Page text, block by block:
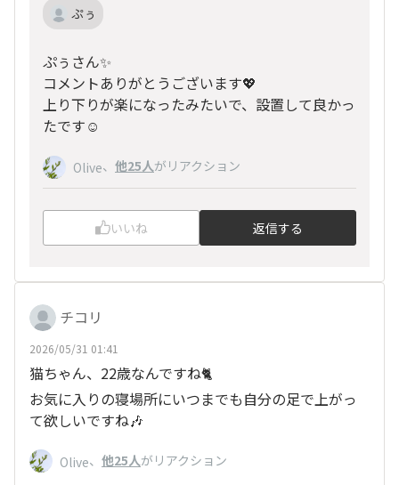
ぷぅ
ぷぅさん✨
コメントありがとうございます💖
上り下りが楽になったみたいで、設置して良かっ
たです☺
Olive、 他25人がリアクション
いいね 返信する
チコリ
2026/05/31 01:41
猫ちゃん、22歳なんですね🐈
お気に入りの寝場所にいつまでも自分の足で上がっ
て欲しいですね🎶
Olive、 他25人がリアクション